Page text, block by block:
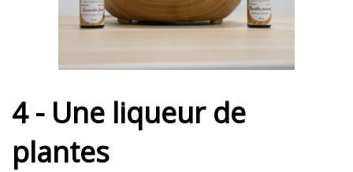
4 - Une liqueur de
plantes